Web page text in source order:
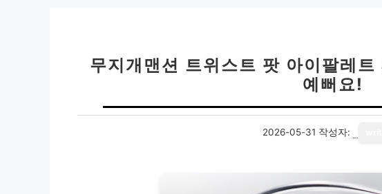
무지개맨션 트위스트 팟 아이팔레
예뻐요!
2026-05-31 작성자: